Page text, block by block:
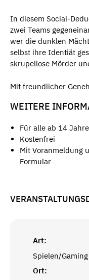
In diesem Social-
zwei Teams
wer die dunklen
selbst ihre Identiät
skrupellose Mörder
Mit freundlicher
WEITERE
Für alle ab 14
Kostenfrei
Mit Voranmeldung
Formular
Art:
Spielen/Gaming
Ort: